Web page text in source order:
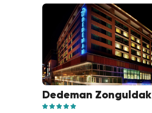
Dedeman Zonguldak